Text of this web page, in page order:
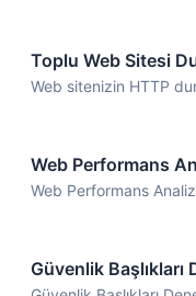
Toplu Web Sitesi
Web sitenizin HTTP
Web Performans
Web Performans
Güvenlik Başlıkları